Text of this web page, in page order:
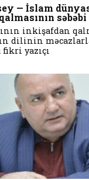
— İslam
səbəbi
inkişafdan
dilinin
fikri yazıçı